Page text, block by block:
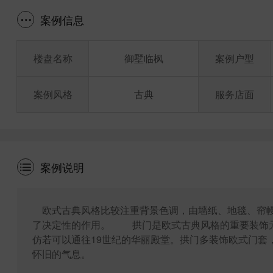
案例信息
楼盘名称
案例风格
御墅临枫
古典
案例户型
服务店面
案例说明
欧式古典风格比较注重背景色调，由墙纸、地毯、帘
了决定性的作用。 拱门是欧式古典风格的重要装饰
仿若可以通往19世纪的华丽殿堂。拱门多装饰欧式门
怀旧的气息。